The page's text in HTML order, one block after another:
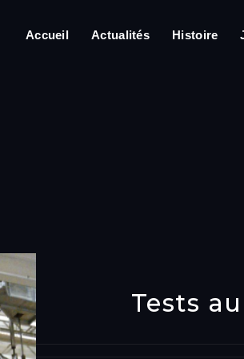
Accueil Actualités Histoire
Tests